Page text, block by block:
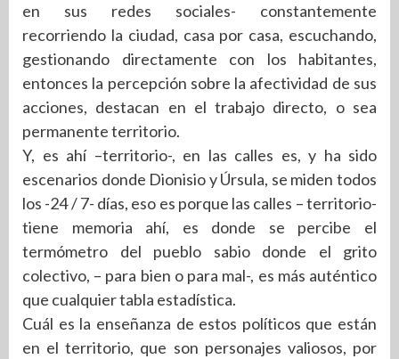
en sus redes sociales- constantemente
recorriendo la ciudad, casa por casa, escuchando,
gestionando directamente con los habitantes,
entonces la percepción sobre la afectividad de sus
acciones, destacan en el trabajo directo, o sea
permanente territorio.
Y, es ahí –territorio-, en las calles es, y ha sido
escenarios donde Dionisio y Úrsula, se miden todos
los -24 / 7- días, eso es porque las calles – territorio-
tiene memoria ahí, es donde se percibe el
termómetro del pueblo sabio donde el grito
colectivo, – para bien o para mal-, es más auténtico
que cualquier tabla estadística.
Cuál es la enseñanza de estos políticos que están
en el territorio, que son personajes valiosos, por